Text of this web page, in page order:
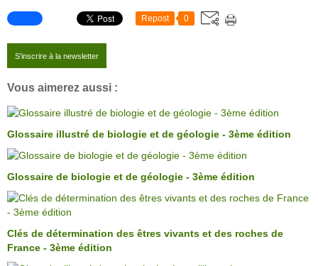
Repost 0
S'inscrire à la newsletter
Vous aimerez aussi :
Glossaire illustré de biologie et de géologie - 3ème édition
Glossaire de biologie et de géologie - 3ème édition
Clés de détermination des êtres vivants et des roches de
France - 3ème édition